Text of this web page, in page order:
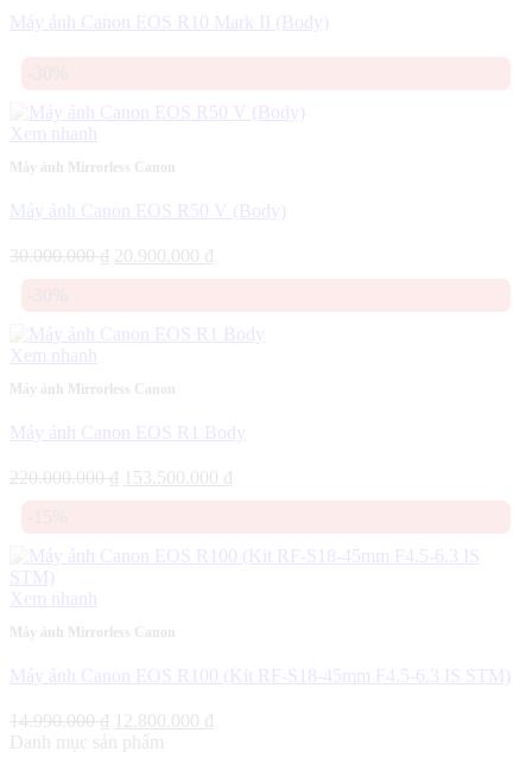
Máy ảnh Canon EOS R10 Mark II (Body)
Xem nhanh
Máy ảnh Mirrorless Canon
Máy ảnh Canon EOS R50 V (Body)
30.000.000₫
Giá
20.900.000 ₫
20.900.000 ₫.
Xem nhanh
Máy ảnh Mirrorless Canon
Máy ảnh Canon EOS R1 Body
220.000.000₫
Giá
153.500.000 ₫
153.500.000 ₫.
Xem nhanh
Máy ảnh Mirrorless Canon
Máy ảnh Canon EOS R100 (Kit RF-S18-45mm F4.5-6.3 IS STM)
14.990.000₫
Giá
gốc
12.800.000 ₫
Danh mục sản phẩm